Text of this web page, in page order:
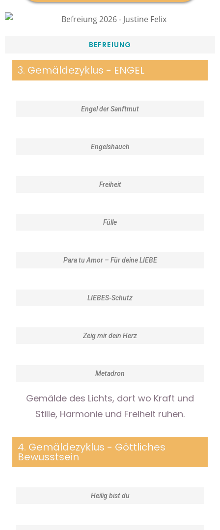
BEFREIUNG
3. Gemäldezyklus - ENGEL
Engel der Sanftmut
Engelshauch
Freiheit
Fülle
Para tu Amor – Für deine LIEBE
LIEBES-Schutz
Zeig mir dein Herz
Metadron
Gemälde des Lichts, dort wo Kraft und
Stille, Harmonie und Freiheit ruhen.
4. Gemäldezyklus - Göttliches
Bewusstsein
Heilig bist du